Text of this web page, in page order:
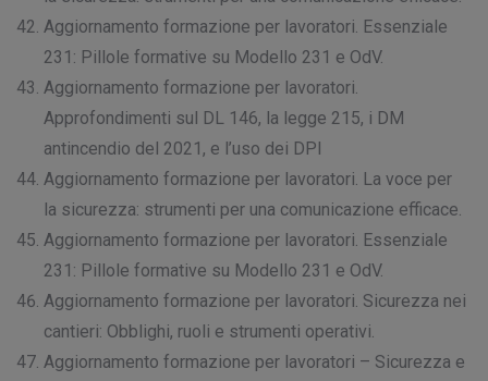
Aggiornamento formazione per lavoratori. Essenziale
231: Pillole formative su Modello 231 e OdV.
Aggiornamento formazione per lavoratori.
Approfondimenti sul DL 146, la legge 215, i DM
antincendio del 2021, e l’uso dei DPI
Aggiornamento formazione per lavoratori. La voce per
la sicurezza: strumenti per una comunicazione efficace.
Aggiornamento formazione per lavoratori. Essenziale
231: Pillole formative su Modello 231 e OdV.
Aggiornamento formazione per lavoratori. Sicurezza nei
cantieri: Obblighi, ruoli e strumenti operativi.
Aggiornamento formazione per lavoratori – Sicurezza e